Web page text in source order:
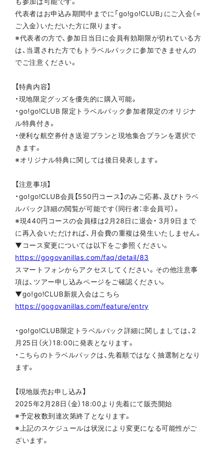
代表者はお申込み期間中までに「go!go!CLUB」にご入会（=
ご入金）いただいた方に限ります。
※代表者の方で、参加日当日に会員有効期限が切れている方
は、当選された方でもトラベルパックに参加できませんの
でご注意ください。
【特典内容】
・現地限定グッズを優先的に購入可能。
・go!go!CLUB 限定トラベルパック参加者限定のオリジナ
ル特典付き。
・便利な航空券付き送迎プランと現地集合プランを選択で
きます。
※オリジナル特典に関しては後日発表します。
【注意事項】
・go!go!CLUB会員【550円コース】のみご応募、及びトラベ
ルパック詳細の閲覧が可能です（同行者：非会員可）。
※現440円コースの会員様は2月28日に退会・ 3月9日まで
に再入会いただければ、月会費の重複は発生いたしません。
▼コース変更については以下をご参照ください。
https://gogovanillas.com/faq/detail/83
スマートフォンからアクセスしてください。その他注意事
項は、ツアー申し込みページをご確認ください。
▼go!go!CLUB新規入会はこちら
https://gogovanillas.com/feature/entry
・go!go!CLUB限定トラベルパック詳細に関しましては、2
月25日（火）18:00に発表となります。
・こちらのトラベルパックは、先着順ではなく抽選制となり
ます。
【現地販売お申し込み】
2025年2月28日（金）18:00より先着にて販売開始
※予定枚数到達次第終了となります。
※上記のスケジュールは状況により変更になる可能性がご
ざいます。